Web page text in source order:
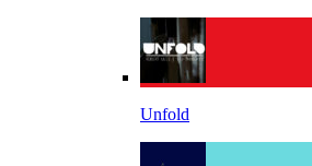
Unfold